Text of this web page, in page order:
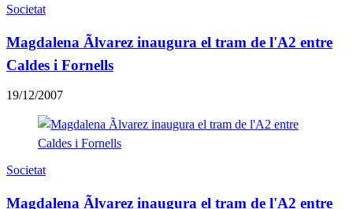
Societat
Magdalena Ãlvarez inaugura el tram de l'A2 entre
Caldes i Fornells
19/12/2007
Societat
Magdalena Ãlvarez inaugura el tram de l'A2 entre